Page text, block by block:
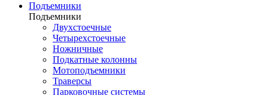
Подъемники
Подъемники
Двухстоечные
Четырехстоечные
Ножничные
Подкатные колонны
Мотоподъемники
Траверсы
Парковочные системы